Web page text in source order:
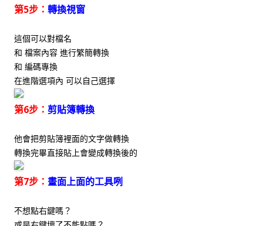
第5步： 轉換視窗
這個可以對檔名
和 檔案內容 進行繁簡轉換
和 編碼專換
在進階選項內 可以自己選擇
第6步： 剪貼簿轉換
他會把剪貼簿裡面的文字做轉換
轉換完畢直接貼上會變成轉換後的
第7步： 畫面上面的工具咧
不想點右鍵嗎？